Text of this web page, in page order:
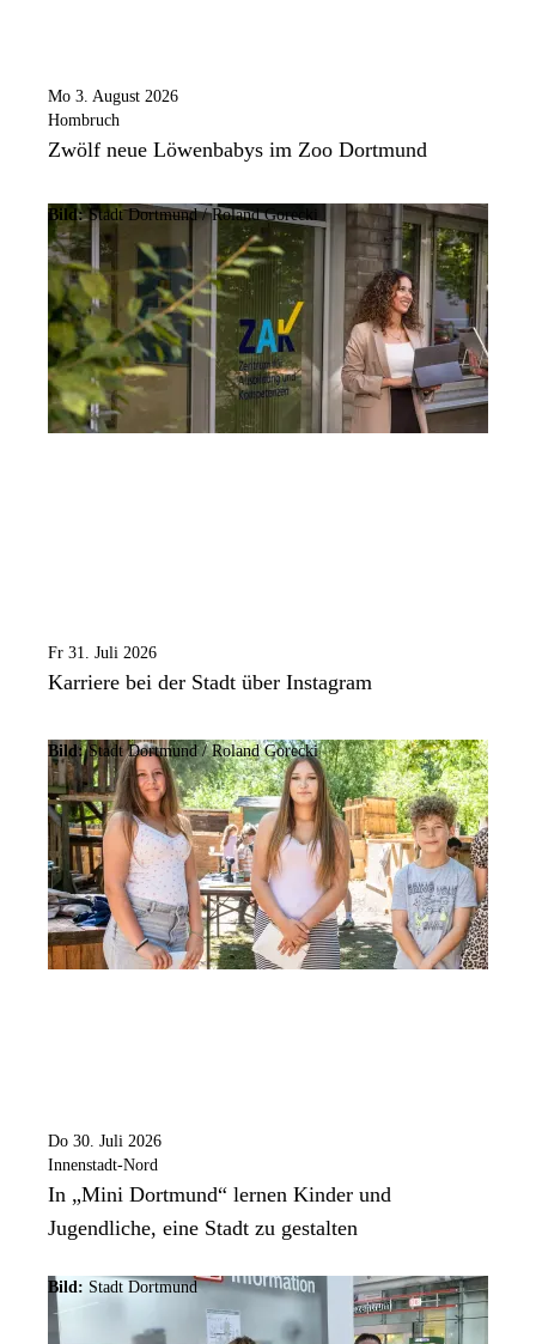
Mo 3. August 2026
Hombruch
Zwölf neue Löwenbabys im Zoo Dortmund
Bild:Stadt Dortmund / Roland Gorecki
Fr 31. Juli 2026
Karriere bei der Stadt über Instagram
Bild:Stadt Dortmund / Roland Gorecki
Do 30. Juli 2026
Innenstadt-Nord
In „Mini Dortmund“ lernen Kinder und
Jugendliche, eine Stadt zu gestalten
Bild: Stadt Dortmund